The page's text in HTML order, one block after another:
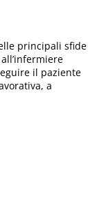
principali sfide
il paziente
a